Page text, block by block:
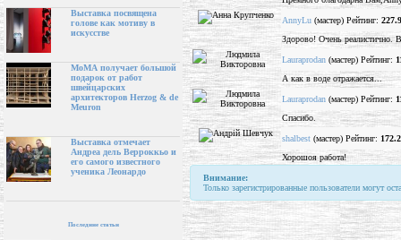
Выставка посвящена
голове как мотиву в
искусстве
МоМА получает большой
подарок от работ
швейцарских
архитекторов Herzog & de
Meuron
Выставка отмечает
Андреа дель Верроккьо и
его самого известного
ученика Леонардо
Последние статьи
AnnyLu (мастер) Рейтинг:
Здорово! Очень реалистично.
Lauraprodan (мастер) Рейтинг:
А как в воде отражается...
Lauraprodan (мастер) Рейтинг:
Спасибо.
shalbest (мастер) Рейтинг:
Хорошоя работа!
Внимание:
Только зарегистрированные пользователи могут